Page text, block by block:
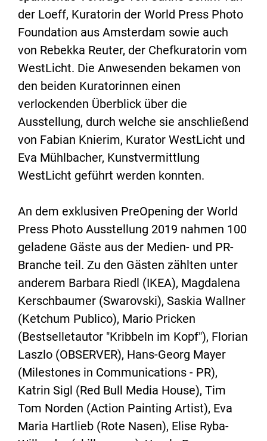
der Loeff, Kuratorin der World Press Photo
Foundation aus Amsterdam sowie auch
von Rebekka Reuter, der Chefkuratorin vom
WestLicht. Die Anwesenden bekamen von
den beiden Kuratorinnen einen
verlockenden Überblick über die
Ausstellung, durch welche sie anschließend
von Fabian Knierim, Kurator WestLicht und
Eva Mühlbacher, Kunstvermittlung
WestLicht geführt werden konnten.
An dem exklusiven PreOpening der World
Press Photo Ausstellung 2019 nahmen 100
geladene Gäste aus der Medien- und PR-
Branche teil. Zu den Gästen zählten unter
anderem Barbara Riedl (IKEA), Magdalena
Kerschbaumer (Swarovski), Saskia Wallner
(Ketchum Publico), Mario Pricken
(Bestselletautor "Kribbeln im Kopf"), Florian
Laszlo (OBSERVER), Hans-Georg Mayer
(Milestones in Communications - PR),
Katrin Sigl (Red Bull Media House), Tim
Tom Norden (Action Painting Artist), Eva
Maria Hartlieb (Rote Nasen), Elise Ryba-